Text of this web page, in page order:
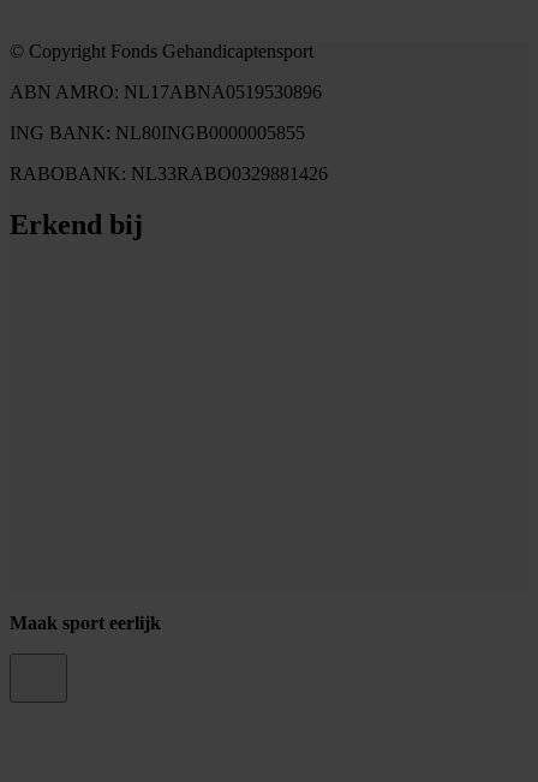
© Copyright Fonds Gehandicaptensport
ABN AMRO: NL17ABNA0519530896
ING BANK: NL80INGB0000005855
RABOBANK: NL33RABO0329881426
Erkend bij
Maak sport eerlijk